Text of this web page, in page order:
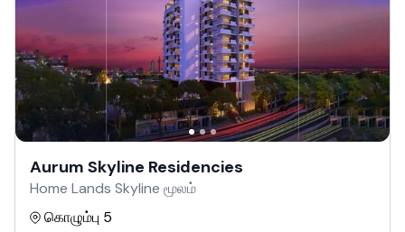
Aurum Skyline Residencies
Home Lands Skyline மூலம்
கொழும்பு 5